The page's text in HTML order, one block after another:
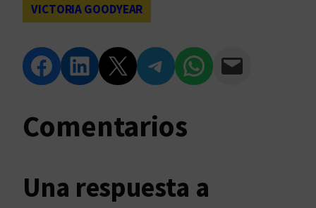
VICTORIA GOODYEAR
Compartir en Facebook Compartir en LinkedIn Compartir en Twitter Compartir en Telegram Compartir en WhatsApp Compartir vía Email
Comentarios
Una respuesta a